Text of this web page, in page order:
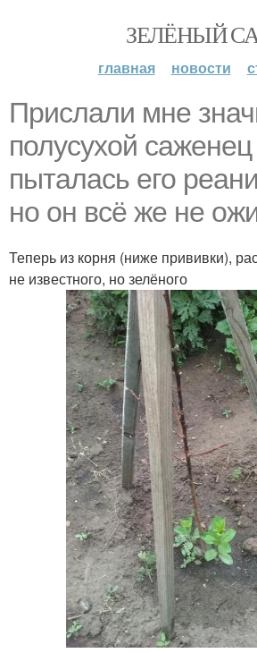
ЗЕЛЁНЫЙ
главная новости
Прислали мне
полусухой
пыталась его
но он всё же не
Теперь из корня (ниже прививки),
не известного, но зелёного